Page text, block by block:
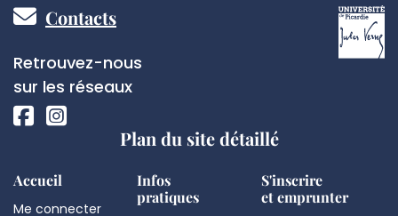
Pied
de
page
Contacts
Réseaux
sociaux
Retrouvez-nous
sur les réseaux
Plan du site détaillé
Accueil
Me connecter
Infos
pratiques
S'inscrire
et emprunter